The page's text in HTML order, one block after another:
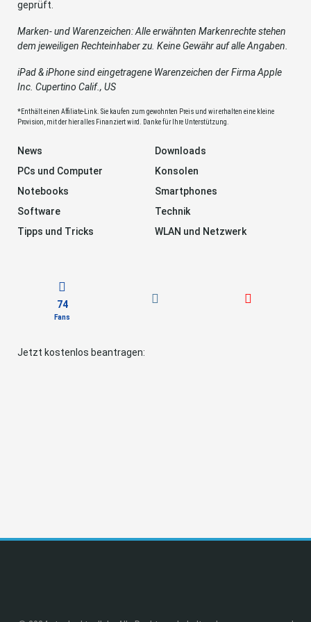
geprüft.
Marken- und Warenzeichen: Alle erwähnten Markenrechte stehen
dem jeweiligen Rechteinhaber zu. Keine Gewähr auf alle Angaben.
iPad & iPhone sind eingetragene Warenzeichen der Firma Apple
Inc. Cupertino Calif., US
*Enthält einen Affiliate-Link. Sie kaufen zum gewohnten Preis und wir erhalten eine kleine
Provision, mit der hier alles Finanziert wird. Danke für Ihre Unterstützung.
News
Downloads
PCs und Computer
Konsolen
Notebooks
Smartphones
Software
Technik
Tipps und Tricks
WLAN und Netzwerk
74
Fans
Jetzt kostenlos beantragen: